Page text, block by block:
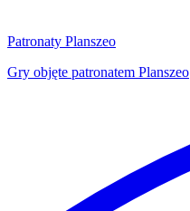
Patronaty Planszeo
Gry objęte patronatem Planszeo